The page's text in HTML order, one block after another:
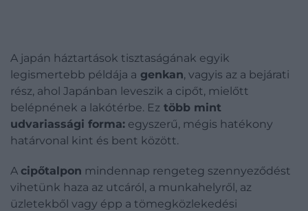
A japán háztartások tisztaságának egyik
legismertebb példája a genkan, vagyis az a bejárati
rész, ahol Japánban leveszik a cipőt, mielőtt
belépnének a lakótérbe. Ez több mint
udvariassági forma: egyszerű, mégis hatékony
határvonal kint és bent között.
A cipőtalpon mindennap rengeteg szennyeződést
vihetünk haza az utcáról, a munkahelyről, az
üzletekből vagy épp a tömegközlekedési